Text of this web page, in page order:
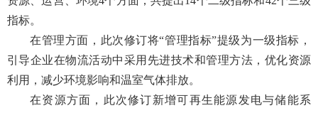
指标。
在管理方面，此次修订将“管理指标”提级为一级指标，
引导企业在物流活动中采用先进技术和管理方法，优化资源
利用，减少环境影响和温室气体排放。
在资源方面，此次修订新增可再生能源发电与储能系